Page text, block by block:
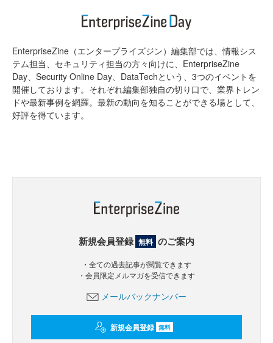
EnterpriseZine（エンタープライズジン）編集部では、情報シス
テム担当、セキュリティ担当の方々向けに、EnterpriseZine
Day、Security Online Day、DataTechという、3つのイベントを
開催しております。それぞれ編集部独自の切り口で、業界トレン
ドや最新事例を網羅。最新の動向を知ることができる場として、
好評を得ています。
新規会員登録 無料 のご案内
・全ての過去記事が閲覧できます
・会員限定メルマガを受信できます
メールバックナンバー
新規会員登録 無料